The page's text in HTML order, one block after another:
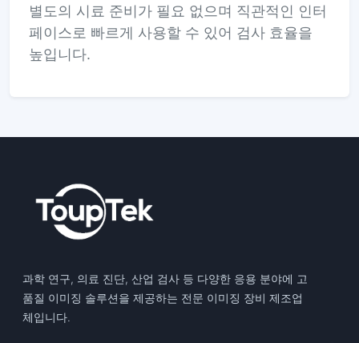
별도의 시료 준비가 필요 없으며 직관적인 인터
페이스로 빠르게 사용할 수 있어 검사 효율을
높입니다.
과학 연구, 의료 진단, 산업 검사 등 다양한 응용 분야에 고
품질 이미징 솔루션을 제공하는 전문 이미징 장비 제조업
체입니다.